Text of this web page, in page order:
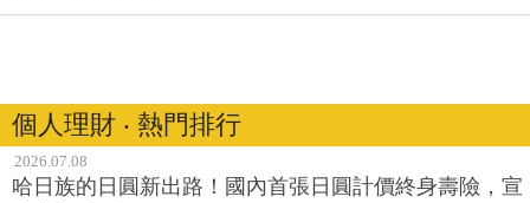
個人理財 ‧ 熱門排行
2026.07.08
哈日族的日圓新出路！國內首張日圓計價終身壽險，宣